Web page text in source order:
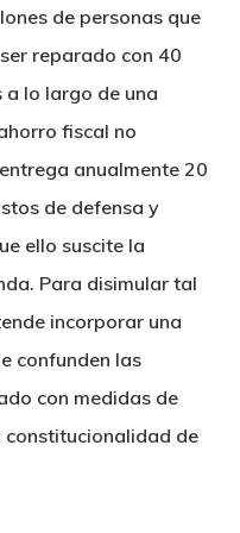
de personas que
reparado con 40
a lo largo de una
fiscal no
anualmente 20
de defensa y
ello suscite la
Para disimular tal
incorporar una
confunden las
con medidas de
constitucionalidad de